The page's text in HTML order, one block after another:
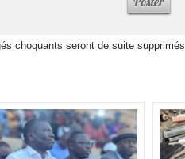
choquants seront de suite supprimés